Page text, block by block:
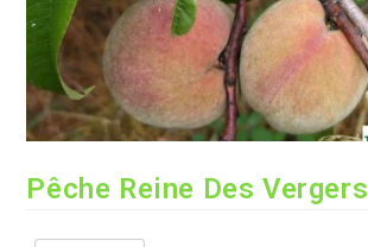
Pêche Reine Des Vergers